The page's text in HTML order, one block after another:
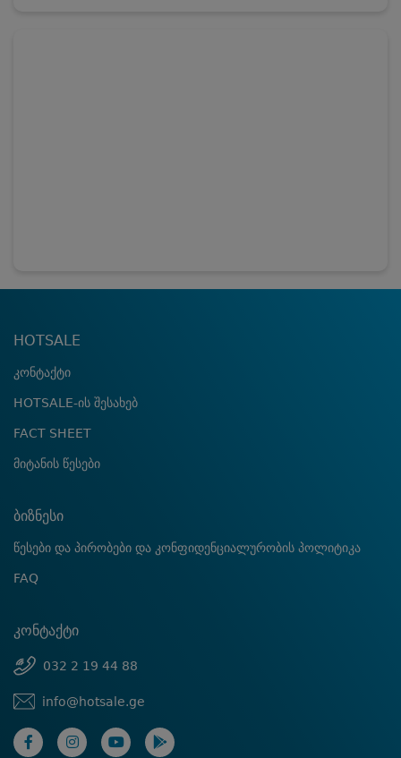
HOTSALE
კონტაქტი
HOTSALE-ის შესახებ
FACT SHEET
მიტანის წესები
ბიზნესი
წესები და პირობები და კონფიდენციალურობის პოლიტიკა
FAQ
კონტაქტი
032 2 19 44 88
info@hotsale.ge